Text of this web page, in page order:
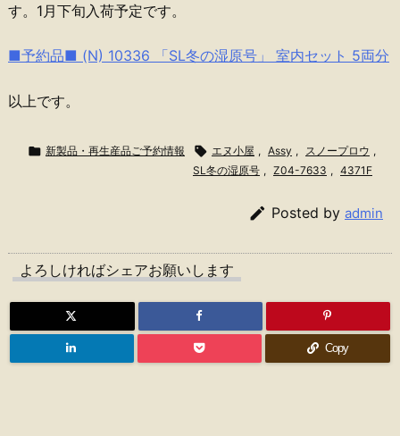
す。1月下旬入荷予定です。
■予約品■ (N) 10336 「SL冬の湿原号」 室内セット 5両分
以上です。
 新製品・再生産品ご予約情報  エヌ小屋 , Assy , スノープロウ ,
SL冬の湿原号 , Z04-7633 , 4371F
 Posted by admin
よろしければシェアお願いします
Copy